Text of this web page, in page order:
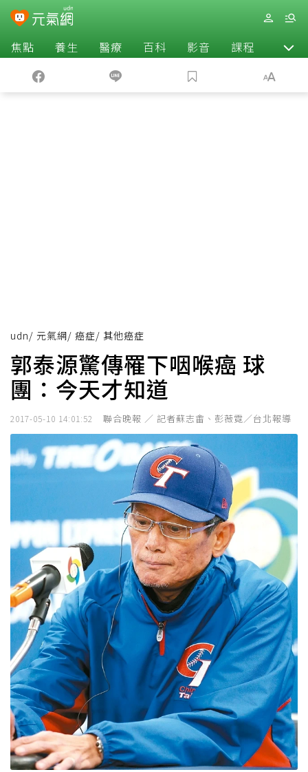
焦點 養生 醫療 百科 影音 課程 退休
udn/ 元氣網/ 癌症/ 其他癌症
郭泰源驚傳罹下咽喉癌 球
團：今天才知道
2017-05-10 14:01:52 聯合晚報 ／ 記者蘇志畬、彭薇霓／台北報導